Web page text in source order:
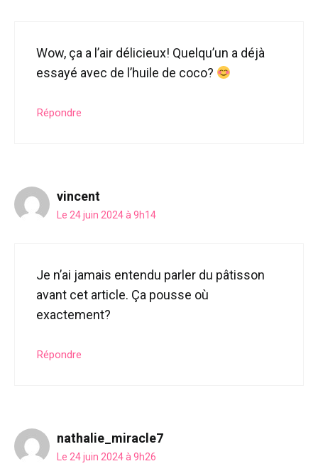
Wow, ça a l’air délicieux! Quelqu’un a déjà
essayé avec de l’huile de coco?
Répondre
vincent
Le 24 juin 2024 à 9h14
Je n’ai jamais entendu parler du pâtisson
avant cet article. Ça pousse où
exactement?
Répondre
nathalie_miracle7
Le 24 juin 2024 à 9h26